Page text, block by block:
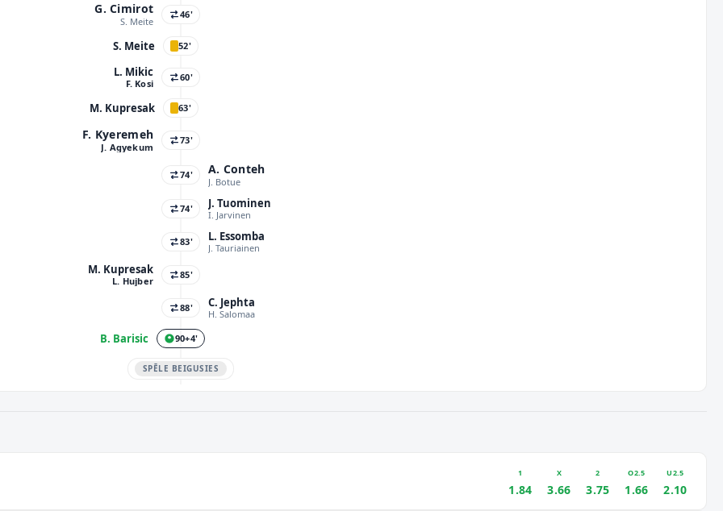
G. Cimirot
S. Meite
46'
S. Meite 52'
L. Mikic
F. Kosi
60'
M. Kupresak 63'
F. Kyeremeh
J. Agyekum
73'
74' A. Conteh
J. Botue
74' J. Tuominen
I. Jarvinen
83' L. Essomba
J. Tauriainen
M. Kupresak
L. Hujber
85'
88' C. Jephta
H. Salomaa
B. Barisic 90+4'
SPĒLE BEIGUSIES
1
1.84
X
3.66
2
3.75
O2.5
1.66
U2.5
2.10